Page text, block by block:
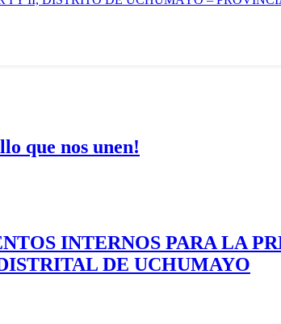
que nos unen!
INTERNOS PARA LA
DE UCHUMAYO